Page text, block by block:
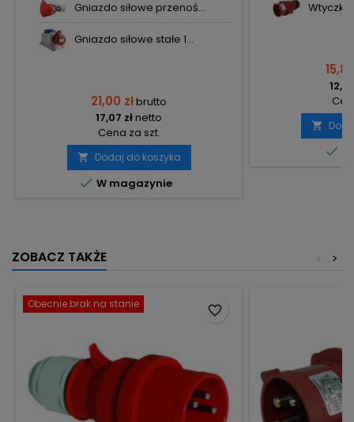
Gniazdo siłowe przenoś...
Gniazdo siłowe stałe 1...
21,00 złbrutto
17,07 złnetto
Cena za szt.
 Dodaj do koszyka
 W magazynie
Wtyczka


ZOBACZ TAKŻE >
<
Obecnie brak na stanie favorite_border